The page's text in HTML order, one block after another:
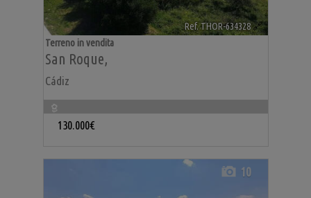
Ref. THOR-634328 🔗
San Roque,
Cádiz
Terreno in vendita
130.000€
10